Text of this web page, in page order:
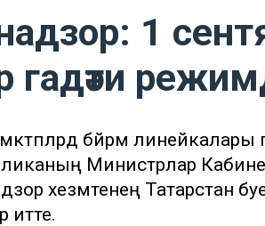
1
гадәти
бәйрәм
Министрлар
хезмәтенең Татарстан
итте.